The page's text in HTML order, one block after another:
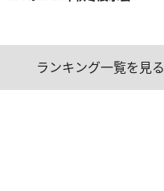
ランキング一覧を見る